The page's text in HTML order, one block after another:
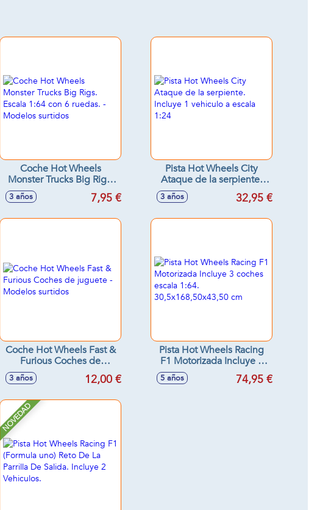
Coche Hot Wheels
Monster Trucks Big Rigs.
Escala 1:64 con 6 ruedas. -
Modelos surtidos
3 años 7,95 €
Pista Hot Wheels City
Ataque de la serpiente.
Incluye 1 vehiculo a escala
3 años 32,95 €
Coche Hot Wheels Fast &
Furious Coches de
juguete - Modelos surtidos
3 años 12,00 €
Pista Hot Wheels Racing
F1 Motorizada Incluye 3
coches escala 1:64.
30,5x168,50x43,50 cm
5 años 74,95 €
NOVEDAD